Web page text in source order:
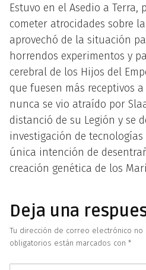
Estuvo en el Asedio a Terra,
cometer atrocidades sobre
aprovechó de la situación
horrendos experimentos y
cerebral de los Hijos del
que fuesen más receptivos
nunca se vio atraído por
distanció de su Legión y se
investigación de
única intención de
creación genética de los
Deja una
Tu dirección de correo electrónico no
obligatorios están marcados con *